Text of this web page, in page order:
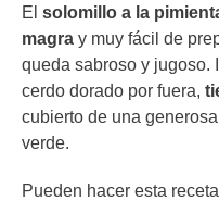
El solomillo a la
magra y muy fácil de
queda sabroso y jugoso.
cerdo dorado por fuera,
cubierto de una
verde.
Pueden hacer esta